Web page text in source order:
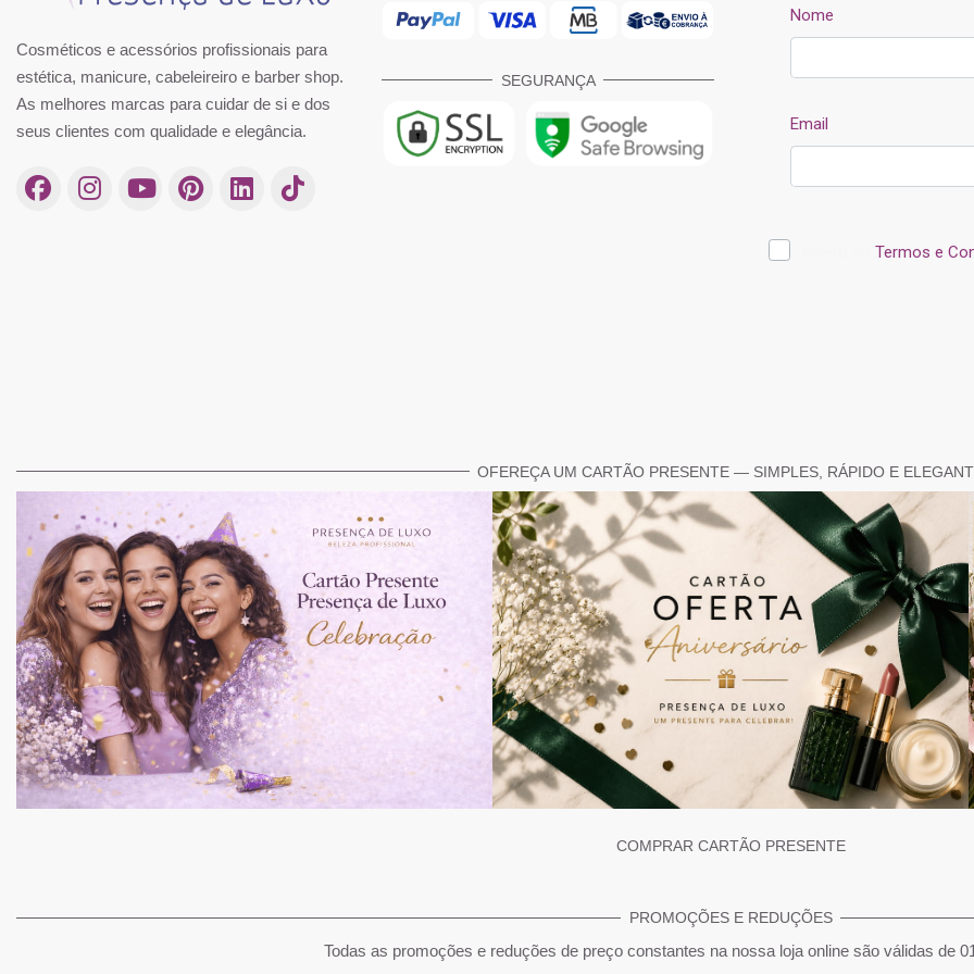
Cosméticos e acessórios profissionais para
estética, manicure, cabeleireiro e barber shop.
As melhores marcas para cuidar de si e dos
seus clientes com qualidade e elegância.
SEGURANÇA
OFEREÇA UM CARTÃO PRESENTE — SIMPLES, RÁPIDO E
COMPRAR CARTÃO PRESENTE
PROMOÇÕES E REDUÇÕES
Todas as promoções e reduções de preço constantes na nossa loja online são válidas de